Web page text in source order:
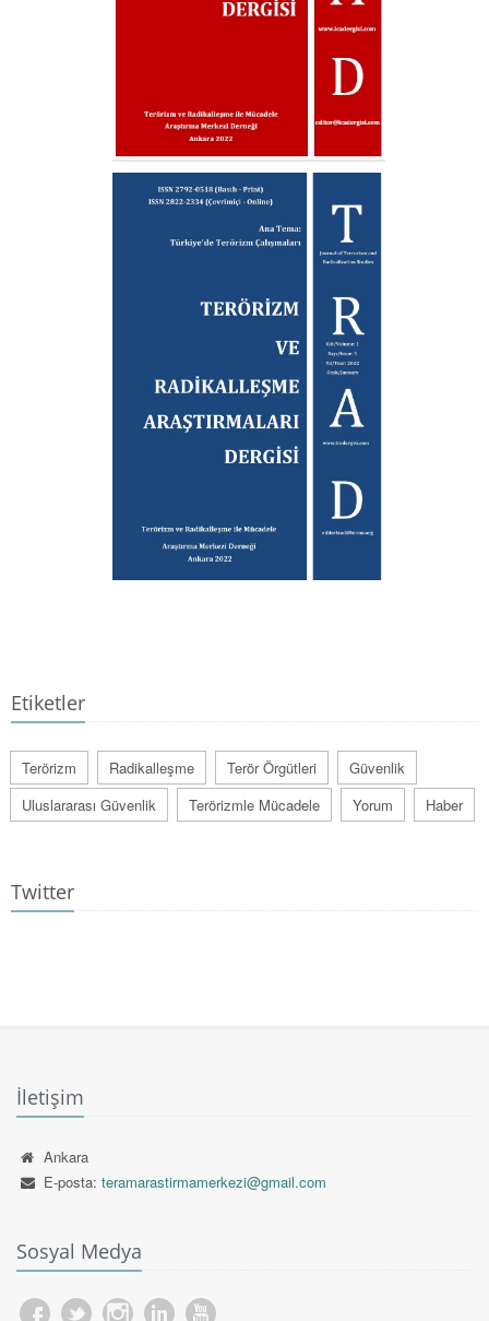
Etiketler
Terörizm Radikalleşme Terör Örgütleri
Güvenlik
Uluslararası Güvenlik
Terörizmle Mücadele Yorum Haber
Twitter
İletişim
Ankara
E-posta: teramarastirmamerkezi@gmail.com
Sosyal Medya